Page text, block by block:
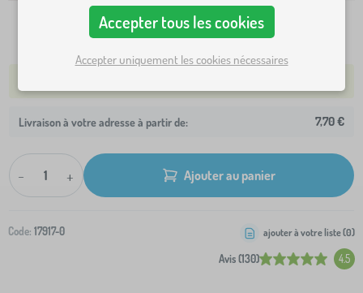
77,20 €68,40 €
Livraison à votre adresse à partir de: 7,70 €
- + Ajouter au panier
Code: 17917-0
Avis (130) 4.5
ajouter à votre liste (0)
Accepter tous les cookies
Accepter uniquement les cookies nécessaires